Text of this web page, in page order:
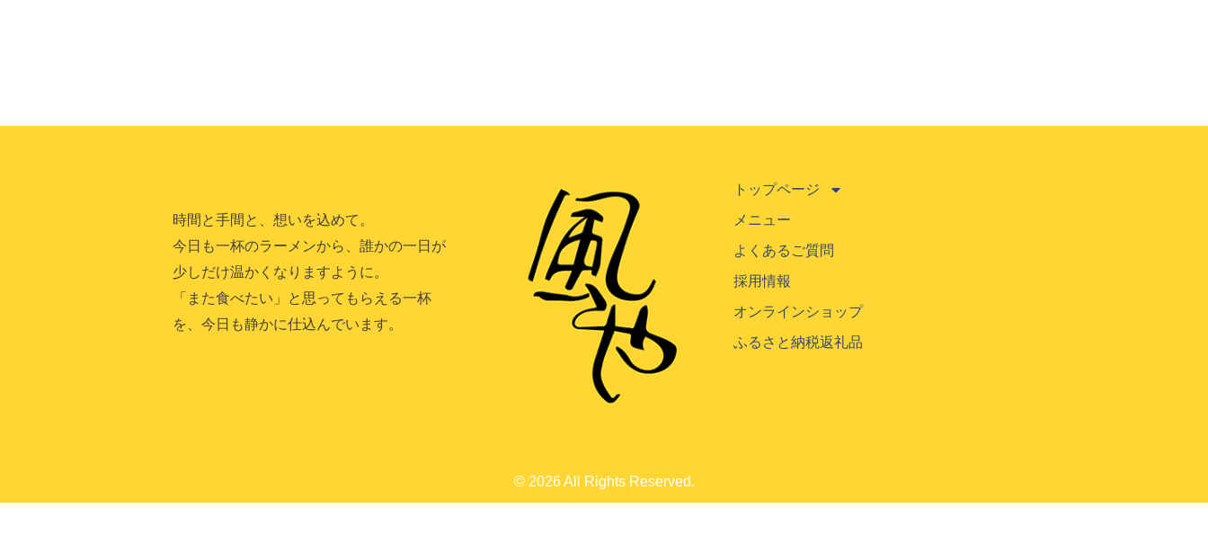
時間と手間と、想いを込めて。
今日も一杯のラーメンから、誰かの一日が
少しだけ温かくなりますように。
「また食べたい」と思ってもらえる一杯
を、今日も静かに仕込んでいます。
トップページ
メニュー
よくあるご質問
採用情報
オンラインショップ
ふるさと納税返礼品
© 2026 All Rights Reserved.